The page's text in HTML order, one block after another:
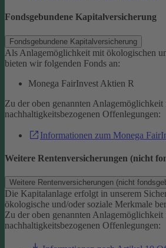
Fondsgebundene Kapitalversicherung
Fondsgebundene Kapitalversicherung
Als Anlagemöglichkeit mit ökologischen
bieten wir folgenden Fonds an:
Monega FairInvest Aktien R
Zu der oben genannten
nachhaltigkeitsbezogenen Offenlegungen:
Informationen zum Monega
Weitere Rentenversicherungen (nicht
Weitere Rentenversicherungen (nicht
Die Kapitalanlage erfolgt in unserem
ökologische und/oder soziale Merkmale
Zu der oben genannten
nachhaltigkeitsbezogenen Offenlegungen: